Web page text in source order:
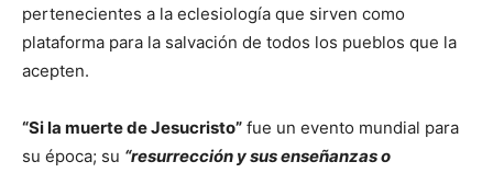
pertenecientes a la eclesiología que sirven como
plataforma para la salvación de todos los pueblos que la
acepten.
“Si la muerte de Jesucristo” fue un evento mundial para
su época; su “resurrección y sus enseñanzas o